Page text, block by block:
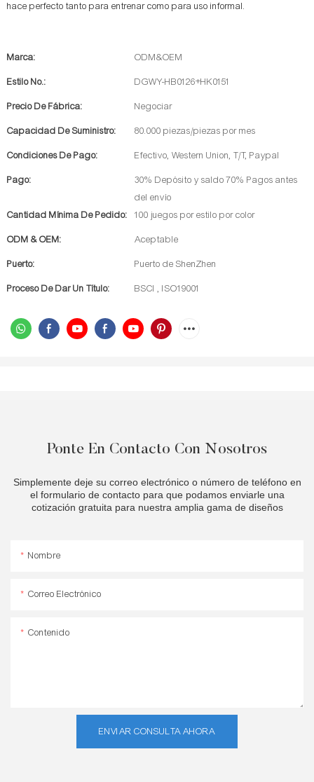
hace perfecto tanto para entrenar como para uso informal.
Marca: ODM&OEM
Estilo No.: DGWY-HB0126+HK0151
Precio De Fábrica: Negociar
Capacidad De Suministro: 80.000 piezas/piezas por mes
Condiciones De Pago: Efectivo, Western Union, T/T, Paypal
Pago:
30% Depósito y saldo 70% Pagos antes
del envío
Cantidad Mínima De Pedido:
100 juegos por estilo por color
ODM & OEM: Aceptable
Puerto: Puerto de ShenZhen
Proceso De Dar Un Título: BSCI , ISO19001
Ponte En Contacto Con Nosotros
Simplemente deje su correo electrónico o número de teléfono en
el formulario de contacto para que podamos enviarle una
cotización gratuita para nuestra amplia gama de diseños
Nombre
Correo Electrónico
Contenido
ENVIAR CONSULTA AHORA